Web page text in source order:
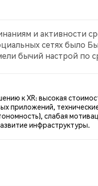
и активности
сетях было
бычий настрой по
к XR: высокая
приложений,
слабая
инфраструктуры.